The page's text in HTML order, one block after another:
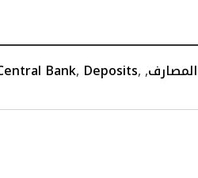
Bank, Deposits, المصارف,